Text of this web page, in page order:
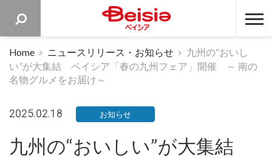
ベイシア
Home ニュースリリース・お知らせ
九州の“おいし
い”が大集結 ベイシア「春の九州フェア」開催 ～ 南の
名物グルメをお届け～
2025.02.18 お知らせ
九州の“おいしい”が大集結